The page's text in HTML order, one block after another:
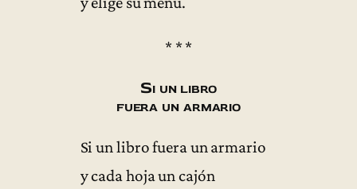
* * *
Si un libro
fuera un armario
Si un libro fuera un armario
y cada hoja un cajón